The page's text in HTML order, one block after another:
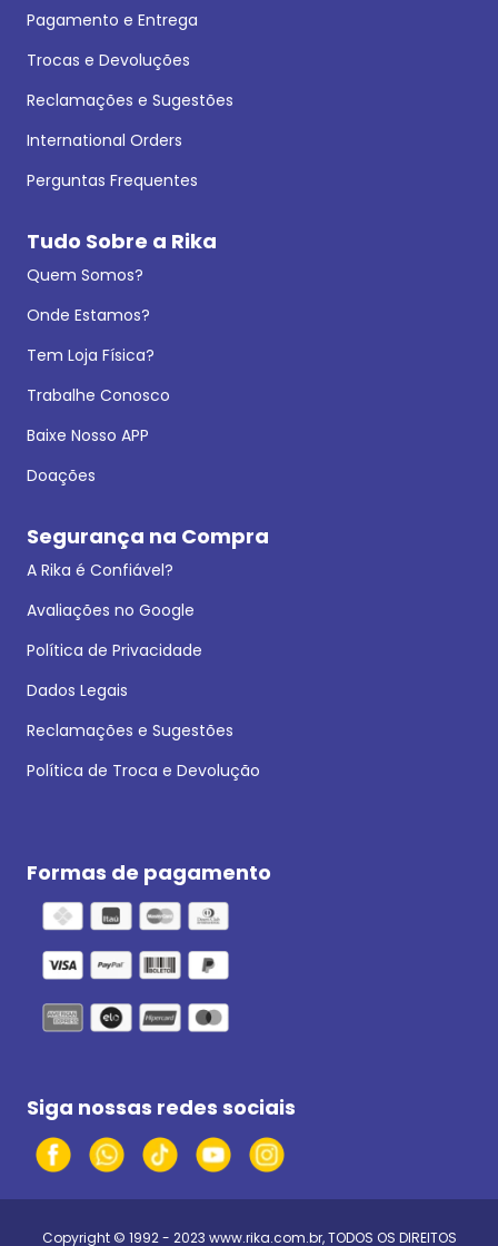
Pagamento e Entrega
Trocas e Devoluções
Reclamações e Sugestões
International Orders
Perguntas Frequentes
Tudo Sobre a Rika
Quem Somos?
Onde Estamos?
Tem Loja Física?
Trabalhe Conosco
Baixe Nosso APP
Doações
Segurança na Compra
A Rika é Confiável?
Avaliações no Google
Política de Privacidade
Dados Legais
Reclamações e Sugestões
Política de Troca e Devolução
Formas de pagamento
Siga nossas redes sociais
Copyright © 1992 - 2023 www.rika.com.br, TODOS OS DIREITOS